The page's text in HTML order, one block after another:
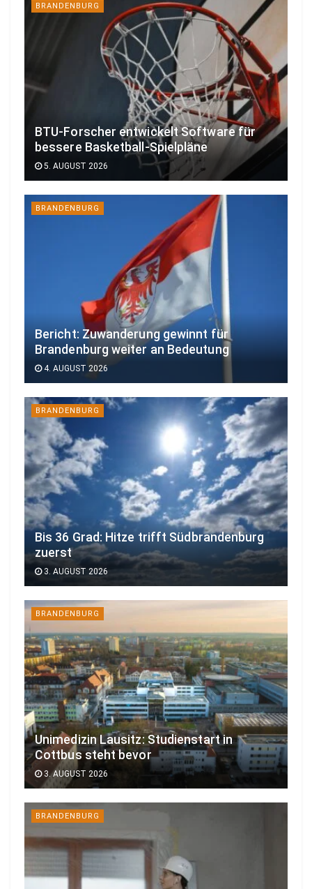
BRANDENBURG
BTU-Forscher entwickelt Software für
bessere Basketball-Spielpläne
5. AUGUST 2026
BRANDENBURG
Bericht: Zuwanderung gewinnt für
Brandenburg weiter an Bedeutung
4. AUGUST 2026
BRANDENBURG
Bis 36 Grad: Hitze trifft Südbrandenburg
zuerst
3. AUGUST 2026
BRANDENBURG
Unimedizin Lausitz: Studienstart in
Cottbus steht bevor
3. AUGUST 2026
BRANDENBURG